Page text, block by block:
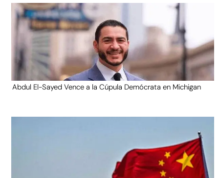
Abdul El-Sayed Vence a la Cúpula Demócrata en Michigan